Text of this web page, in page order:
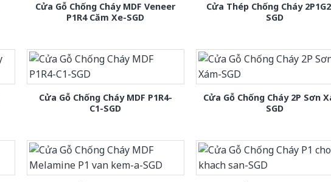
Cửa Gỗ Chống Cháy MDF Veneer
P1R4 Căm Xe-SGD
Cửa Thép Chống Cháy
SGD
Cửa Gỗ Chống Cháy MDF P1R4-
C1-SGD
Cửa Gỗ Chống Cháy 2P Sơn
SGD